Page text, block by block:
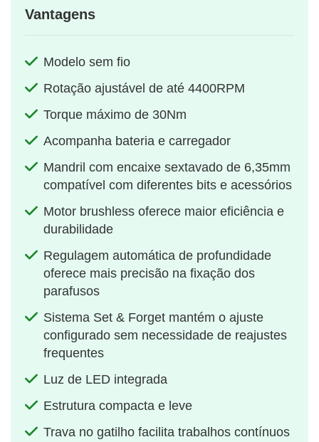
Vantagens
Modelo sem fio
Rotação ajustável de até 4400RPM
Torque máximo de 30Nm
Acompanha bateria e carregador
Mandril com encaixe sextavado de 6,35mm
compatível com diferentes bits e acessórios
Motor brushless oferece maior eficiência e
durabilidade
Regulagem automática de profundidade
oferece mais precisão na fixação dos
parafusos
Sistema Set & Forget mantém o ajuste
configurado sem necessidade de reajustes
frequentes
Luz de LED integrada
Estrutura compacta e leve
Trava no gatilho facilita trabalhos contínuos